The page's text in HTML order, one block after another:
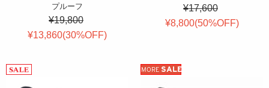
プルーフ
¥19,800
¥13,860(30%OFF)
¥17,600
¥8,800(50%OFF)
MORE SALE